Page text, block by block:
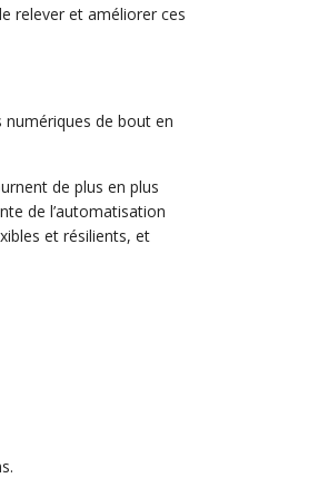
relever et améliorer ces
numériques de bout en
de plus en plus
de l’automatisation
et résilients, et